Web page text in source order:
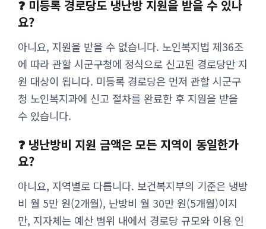
❓ 미등록 경로당도 냉난방 지원을 받을 수 있나
요?
아니요, 지원을 받을 수 없습니다. 노인복지법 제36조
에 따라 관할 시군구청에 정식으로 신고된 경로당만 지
원 대상이 됩니다. 미등록 경로당은 먼저 관할 시군구
청 노인복지과에 신고 절차를 완료한 후 지원을 받을
수 있습니다.
❓ 냉난방비 지원 금액은 모든 지역이 동일한가
요?
아니요, 지역별로 다릅니다. 보건복지부의 기준은 냉방
비 월 5만 원(2개월), 난방비 월 30만 원(5개월)이지
만, 지자체는 예산 범위 내에서 경로당 규모와 이용 인